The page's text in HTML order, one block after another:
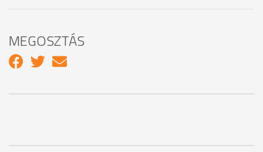
MEGOSZTÁS